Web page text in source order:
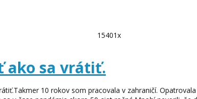
15401x
ako sa vrátiť.
10 rokov som pracovala v zahraničí.